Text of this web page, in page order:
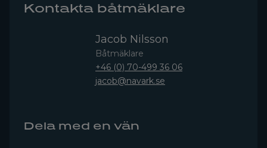
Kontakta båtmäklare
Jacob Nilsson
Båtmäklare
+46 (0) 70-499 36 06
jacob@navark.se
Dela med en vän